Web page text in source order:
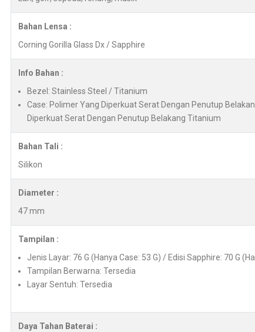
Bahan Lensa :
Corning Gorilla Glass Dx / Sapphire
Info Bahan :
Bezel: Stainless Steel / Titanium
Case: Polimer Yang Diperkuat Serat Dengan Penutup
Diperkuat Serat Dengan Penutup Belakang Titanium
Bahan Tali :
Silikon
Diameter :
47 mm
Tampilan :
Jenis Layar: 76 G (Hanya Case: 53 G) / Edisi Sapphire: 70 G
Tampilan Berwarna: Tersedia
Layar Sentuh: Tersedia
Daya Tahan Baterai :